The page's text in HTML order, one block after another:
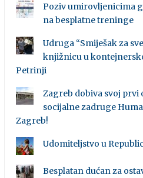
Poziv umirovljenicima
na besplatne treninge
Udruga “Smiješak za
knjižnicu u
Petrinji
Zagreb dobiva svoj prvi
socijalne zadruge
Zagreb!
Udomiteljstvo u
Besplatan dućan za